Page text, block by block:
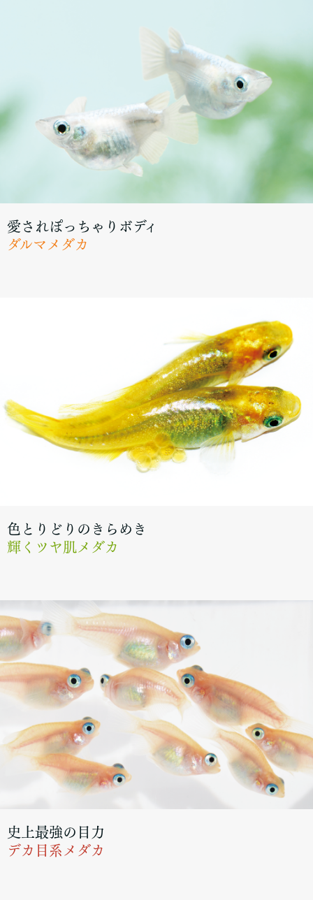
愛されぽっちゃりボディ
ダルマメダカ
色とりどりのきらめき
輝くツヤ肌メダカ
史上最強の目力
デカ目系メダカ